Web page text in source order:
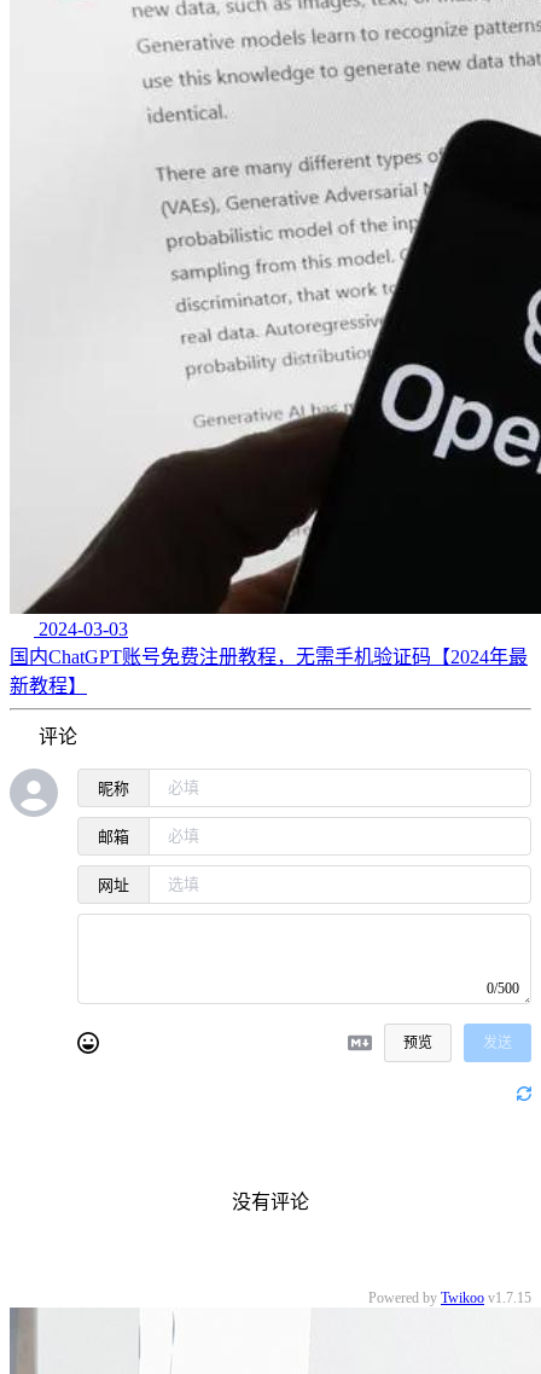
2024-03-03
国内ChatGPT账号免费注册教程，无需手机验证码【2024年最
新教程】
评论
昵称
邮箱
网址
0/500
预览 发送
没有评论
Powered by Twikoo v1.7.15